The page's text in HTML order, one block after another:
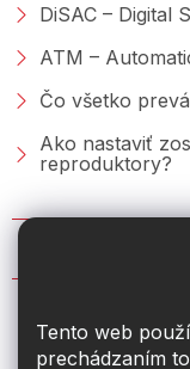
Tento web
prechádzaním
DiSAC – Digital
ATM –
Čo všetko
Ako nastaviť
reproduktory?